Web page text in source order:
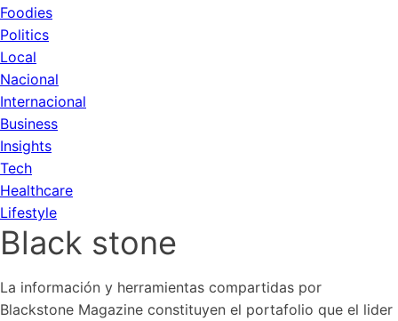
Foodies
Politics
Local
Nacional
Internacional
Business
Insights
Tech
Healthcare
Lifestyle
Black stone
La información y herramientas compartidas por
Blackstone Magazine constituyen el portafolio que el lider